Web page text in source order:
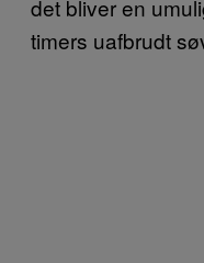
det bliver en
timers uafbrudt